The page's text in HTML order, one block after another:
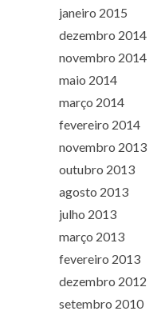
janeiro 2015
dezembro 2014
novembro 2014
maio 2014
março 2014
fevereiro 2014
novembro 2013
outubro 2013
agosto 2013
julho 2013
março 2013
fevereiro 2013
dezembro 2012
setembro 2010